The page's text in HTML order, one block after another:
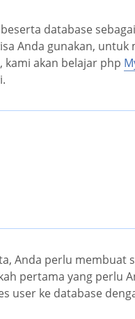
database sebagai
Anda gunakan, untuk
akan belajar php
Anda perlu membuat
pertama yang perlu
user ke database